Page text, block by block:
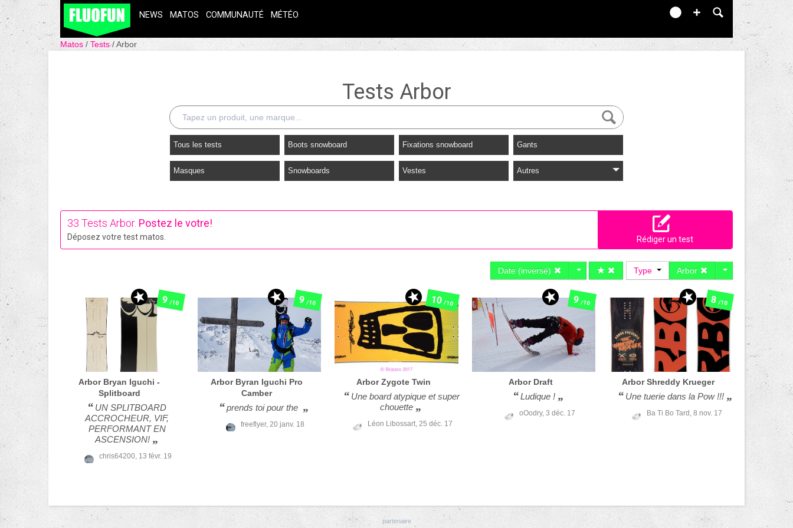
NEWS MATOS COMMUNAUTÉ MÉTÉO
Matos Tests Arbor
Tests Arbor
Tous les tests Boots snowboard Fixations snowboard Gants
Masques Snowboards Vestes Autres
33 Tests Arbor. Postez le votre!
Déposez votre test matos. Rédiger un test
Date (inversé) Arbor
Type
Arbor Bryan Iguchi -
Splitboard
UN SPLITBOARD
ACCROCHEUR, VIF,
PERFORMANT EN
ASCENSION!
chris64200, 13 févr. 19
9/10
Arbor Byran Iguchi Pro
Camber
prends toi pour the
freeflyer, 20 janv. 18
9/10
Arbor Zygote Twin
Une board atypique et super
chouette
Léon Libossart, 25 déc. 17
10/10
Arbor Draft
Ludique !
oOodry, 3 déc. 17
9/10
Arbor Shreddy Krueger
Une tuerie dans la Pow !!!
Ba Ti Bo Tard, 8 nov. 17
8/10